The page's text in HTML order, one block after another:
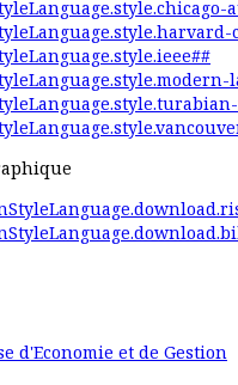
d'Economie et de Gestion